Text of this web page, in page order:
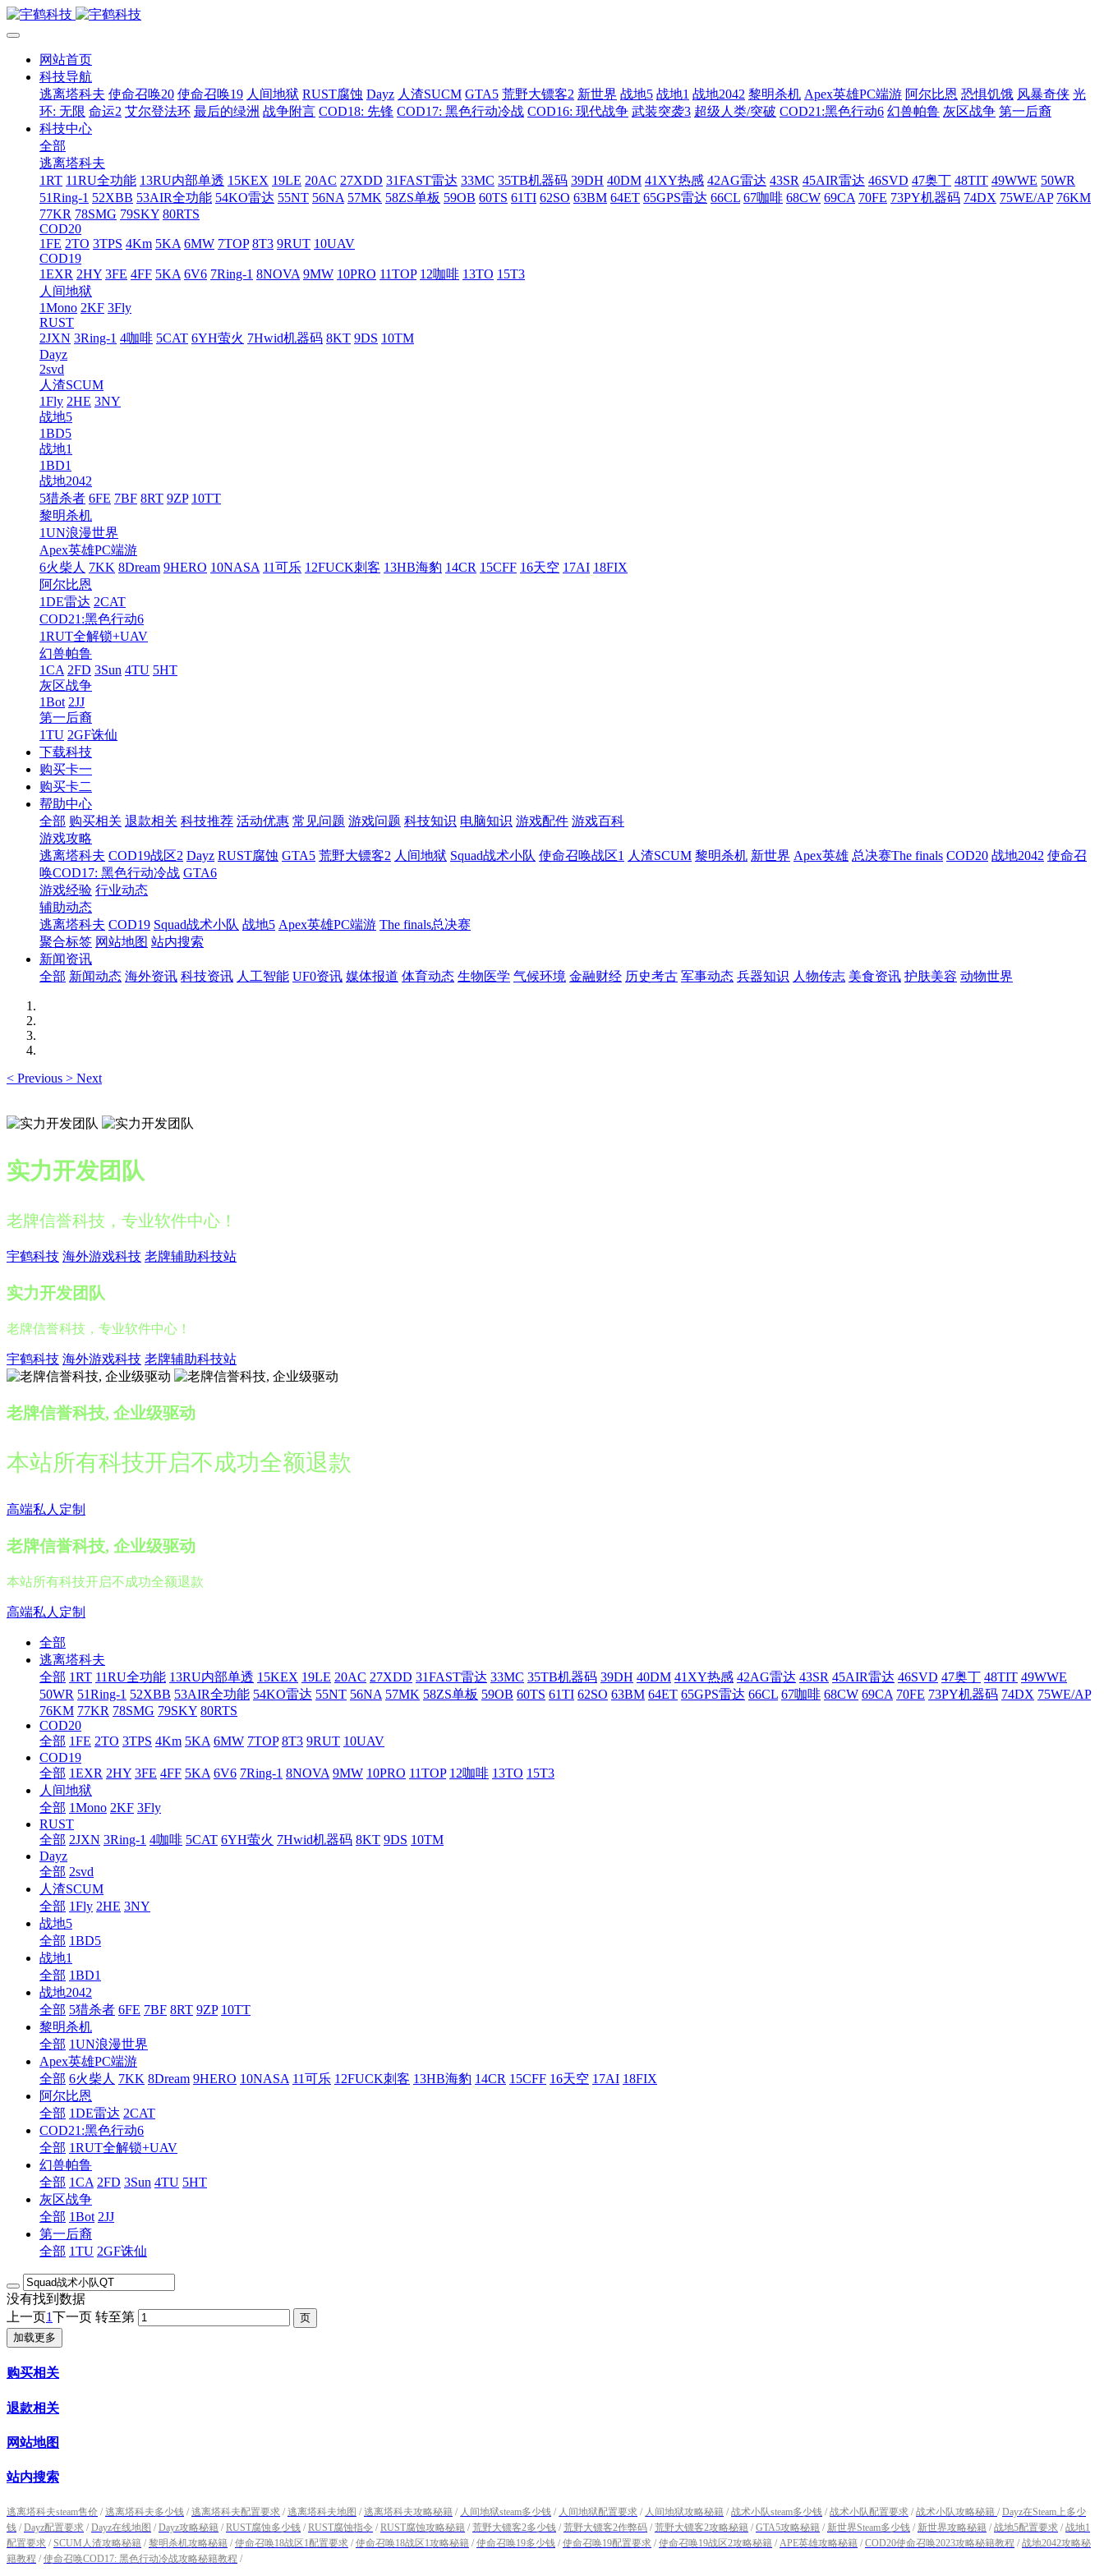
网站首页
科技导航
逃离塔科夫 使命召唤20 使命召唤19 人间地狱 RUST腐蚀 Dayz 人渣SUCM GTA5 荒野大镖客2 新世界 战地5 战地1 战地2042 黎明杀机 Apex英雄PC端游 阿尔比恩 恐惧饥饿 风暴奇侠 光
环: 无限 命运2 艾尔登法环 最后的绿洲 战争附言 COD18: 先锋 COD17: 黑色行动冷战 COD16: 现代战争 武装突袭3 超级人类/突破 COD21:黑色行动6 幻兽帕鲁 灰区战争 第一后裔
科技中心
全部
逃离塔科夫
1RT 11RU全功能 13RU内部单透 15KEX 19LE 20AC 27XDD 31FAST雷达 33MC 35TB机器码 39DH 40DM 41XY热感 42AG雷达 43SR 45AIR雷达 46SVD 47奥丁 48TIT 49WWE 50WR
51Ring-1 52XBB 53AIR全功能 54KO雷达 55NT 56NA 57MK 58ZS单板 59OB 60TS 61TI 62SO 63BM 64ET 65GPS雷达 66CL 67咖啡 68CW 69CA 70FE 73PY机器码 74DX 75WE/AP 76KM
77KR 78SMG 79SKY 80RTS
COD20
1FE 2TO 3TPS 4Km 5KA 6MW 7TOP 8T3 9RUT 10UAV
COD19
1EXR 2HY 3FE 4FF 5KA 6V6 7Ring-1 8NOVA 9MW 10PRO 11TOP 12咖啡 13TO 15T3
人间地狱
1Mono 2KF 3Fly
RUST
2JXN 3Ring-1 4咖啡 5CAT 6YH萤火 7Hwid机器码 8KT 9DS 10TM
Dayz
2svd
人渣SCUM
1Fly 2HE 3NY
战地5
1BD5
战地1
1BD1
战地2042
5猎杀者 6FE 7BF 8RT 9ZP 10TT
黎明杀机
1UN浪漫世界
Apex英雄PC端游
6火柴人 7KK 8Dream 9HERO 10NASA 11可乐 12FUCK刺客 13HB海豹 14CR 15CFF 16天空 17AI 18FIX
阿尔比恩
1DE雷达 2CAT
COD21:黑色行动6
1RUT全解锁+UAV
幻兽帕鲁
1CA 2FD 3Sun 4TU 5HT
灰区战争
1Bot 2JJ
第一后裔
1TU 2GF诛仙
下载科技
购买卡一
购买卡二
帮助中心
全部 购买相关 退款相关 科技推荐 活动优惠 常见问题 游戏问题 科技知识 电脑知识 游戏配件 游戏百科
游戏攻略
逃离塔科夫 COD19战区2 Dayz RUST腐蚀 GTA5 荒野大镖客2 人间地狱 Squad战术小队 使命召唤战区1 人渣SCUM 黎明杀机 新世界 Apex英雄 总决赛The finals COD20 战地2042 使命召
唤COD17: 黑色行动冷战 GTA6
游戏经验 行业动态
辅助动态
逃离塔科夫 COD19 Squad战术小队 战地5 Apex英雄PC端游 The finals总决赛
聚合标签 网站地图 站内搜索
新闻资讯
全部 新闻动态 海外资讯 科技资讯 人工智能 UF0资讯 媒体报道 体育动态 生物医学 气候环境 金融财经 历史考古 军事动态 兵器知识 人物传志 美食资讯 护肤美容 动物世界
< Previous > Next
实力开发团队
老牌信誉科技，专业软件中心！
宇鹤科技 海外游戏科技 老牌辅助科技站
实力开发团队
老牌信誉科技，专业软件中心！
宇鹤科技 海外游戏科技 老牌辅助科技站
老牌信誉科技, 企业级驱动
本站所有科技开启不成功全额退款
高端私人定制
老牌信誉科技, 企业级驱动
本站所有科技开启不成功全额退款
高端私人定制
全部
逃离塔科夫
全部 1RT 11RU全功能 13RU内部单透 15KEX 19LE 20AC 27XDD 31FAST雷达 33MC 35TB机器码 39DH 40DM 41XY热感 42AG雷达 43SR 45AIR雷达 46SVD 47奥丁 48TIT 49WWE
50WR 51Ring-1 52XBB 53AIR全功能 54KO雷达 55NT 56NA 57MK 58ZS单板 59OB 60TS 61TI 62SO 63BM 64ET 65GPS雷达 66CL 67咖啡 68CW 69CA 70FE 73PY机器码 74DX 75WE/AP
76KM 77KR 78SMG 79SKY 80RTS
COD20
全部 1FE 2TO 3TPS 4Km 5KA 6MW 7TOP 8T3 9RUT 10UAV
COD19
全部 1EXR 2HY 3FE 4FF 5KA 6V6 7Ring-1 8NOVA 9MW 10PRO 11TOP 12咖啡 13TO 15T3
人间地狱
全部 1Mono 2KF 3Fly
RUST
全部 2JXN 3Ring-1 4咖啡 5CAT 6YH萤火 7Hwid机器码 8KT 9DS 10TM
Dayz
全部 2svd
人渣SCUM
全部 1Fly 2HE 3NY
战地5
全部 1BD5
战地1
全部 1BD1
战地2042
全部 5猎杀者 6FE 7BF 8RT 9ZP 10TT
黎明杀机
全部 1UN浪漫世界
Apex英雄PC端游
全部 6火柴人 7KK 8Dream 9HERO 10NASA 11可乐 12FUCK刺客 13HB海豹 14CR 15CFF 16天空 17AI 18FIX
阿尔比恩
全部 1DE雷达 2CAT
COD21:黑色行动6
全部 1RUT全解锁+UAV
幻兽帕鲁
全部 1CA 2FD 3Sun 4TU 5HT
灰区战争
全部 1Bot 2JJ
第一后裔
全部 1TU 2GF诛仙
没有找到数据
上一页1下一页 转至第
加载更多
购买相关
退款相关
网站地图
站内搜索
逃离塔科夫steam售价 / 逃离塔科夫多少钱 / 逃离塔科夫配置要求 / 逃离塔科夫地图 / 逃离塔科夫攻略秘籍 / 人间地狱steam多少钱 / 人间地狱配置要求 / 人间地狱攻略秘籍 / 战术小队steam多少钱 / 战术小队配置要求 / 战术小队攻略秘籍 / Dayz在Steam上多少
钱 / Dayz配置要求 / Dayz在线地图 / Dayz攻略秘籍 / RUST腐蚀多少钱 / RUST腐蚀指令 / RUST腐蚀攻略秘籍 / 荒野大镖客2多少钱 / 荒野大镖客2作弊码 / 荒野大镖客2攻略秘籍 / GTA5攻略秘籍 / 新世界Steam多少钱 / 新世界攻略秘籍 / 战地5配置要求 / 战地1
配置要求 / SCUM人渣攻略秘籍 / 黎明杀机攻略秘籍 / 使命召唤18战区1配置要求 / 使命召唤18战区1攻略秘籍 / 使命召唤19多少钱 / 使命召唤19配置要求 / 使命召唤19战区2攻略秘籍 / APE英雄攻略秘籍 / COD20使命召唤2023攻略秘籍教程 / 战地2042攻略秘
籍教程 / 使命召唤COD17: 黑色行动冷战攻略秘籍教程 /